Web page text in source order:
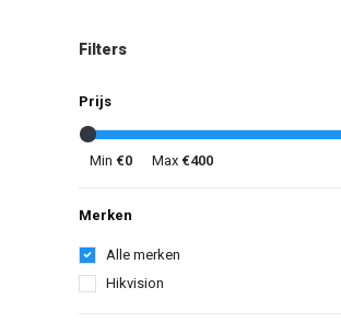
Filters
Prijs
Min €0 Max €400
Merken
Alle merken
Hikvision